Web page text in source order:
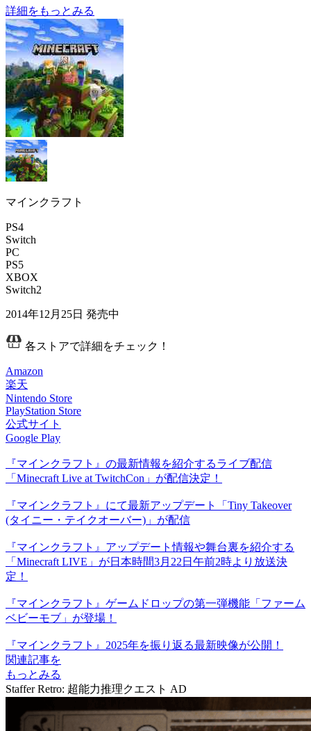
詳細をもっとみる
マインクラフト
PS4
Switch
PC
PS5
XBOX
Switch2
2014年12月25日 発売中
各ストアで詳細をチェック！
Amazon
楽天
Nintendo Store
PlayStation Store
公式サイト
Google Play
『マインクラフト』の最新情報を紹介するライブ配信
「Minecraft Live at TwitchCon」が配信決定！
『マインクラフト』にて最新アップデート「Tiny Takeover
(タイニー・テイクオーバー)」が配信
『マインクラフト』アップデート情報や舞台裏を紹介する
「Minecraft LIVE」が日本時間3月22日午前2時より放送決
定！
『マインクラフト』ゲームドロップの第一弾機能「ファーム
ベビーモブ」が登場！
『マインクラフト』2025年を振り返る最新映像が公開！
関連記事を
もっとみる
Staffer Retro: 超能力推理クエスト AD